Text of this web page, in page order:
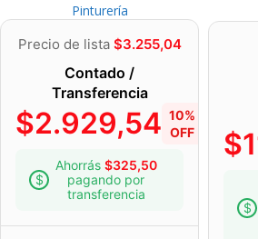
Pinturería
Precio de lista $3.255,04
Contado /
Transferencia
$2.929,54 10%
OFF
Ahorrás $325,50
pagando por
transferencia
$